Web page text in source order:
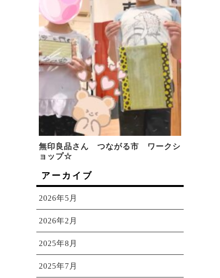
無印良品さん つながる市 ワークシ
ョップ☆
アーカイブ
2026年5月
2026年2月
2025年8月
2025年7月